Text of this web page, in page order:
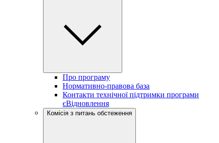
Про програму
Нормативно-правова база
Контакти технічної підтримки програми
єВідновлення
Комісія з питань обстеження